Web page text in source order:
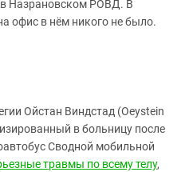
в Назрановском РОВД. В
офис в нём никого не было.
Ойстан Виндстад (Oeystein
в больницу после
Сводной мобильной
травмы по всему телу,